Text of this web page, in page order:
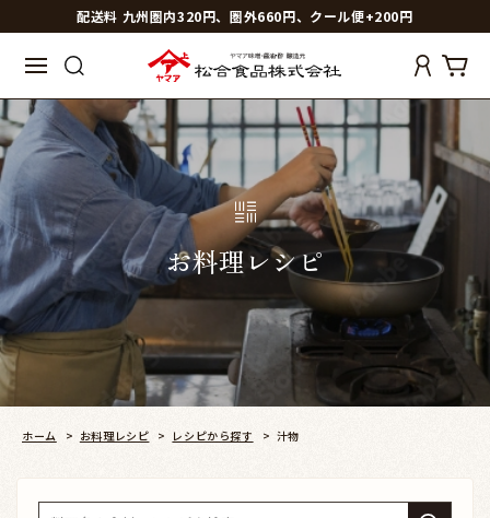
配送料 九州圏内320円、圏外660円、クール便+200円
お料理レシピ
ホーム > お料理レシピ > レシピから探す > 汁物